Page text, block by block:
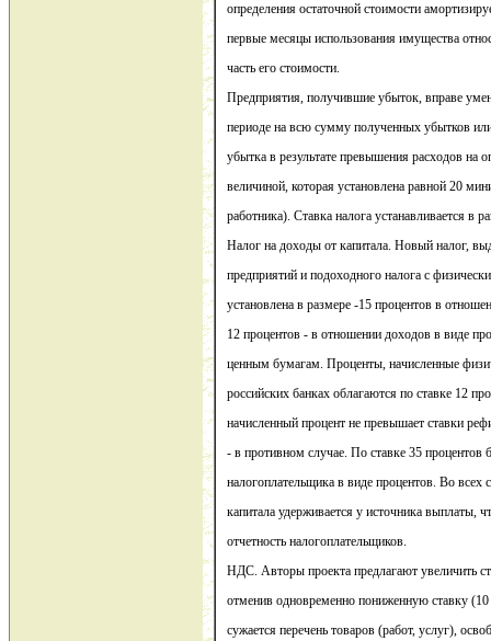
определения остаточной стоимости
первые месяцы использования имущества
часть его стоимости.
Предприятия, получившие убыток, вправе
периоде на всю сумму полученных убытков
убытка в результате превышения расходов на
величиной, которая установлена равной 20
работника). Ставка налога устанавливается в
Налог на доходы от капитала. Новый налог,
предприятий и подоходного налога с
установлена в размере -15 процентов в
12 процентов - в отношении доходов в виде
ценным бумагам. Проценты, начисленные
российских банках облагаются по ставке 12
начисленный процент не превышает ставки
- в противном случае. По ставке 35 процентов
налогоплательщика в виде процентов. Во всех
капитала удерживается у источника выплаты,
отчетность налогоплательщиков.
НДС. Авторы проекта предлагают увеличить
отменив одновременно пониженную ставку
сужается перечень товаров (работ, услуг),